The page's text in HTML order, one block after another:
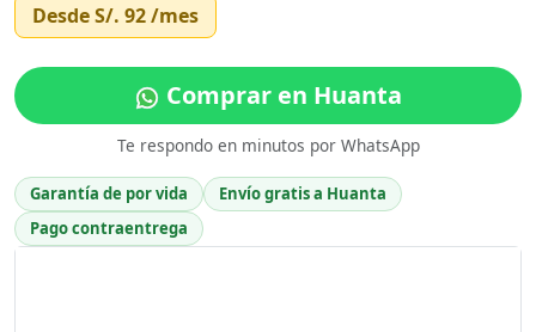
DesdeS/. 92/mes
Comprar en Huanta
Te respondo en minutos por WhatsApp
Garantía de por vida
Envío gratis a Huanta
Pago contraentrega